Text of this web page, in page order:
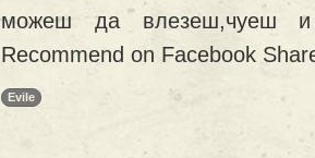
можеш да влезеш,чуеш и
Recommend on Facebook
Evile